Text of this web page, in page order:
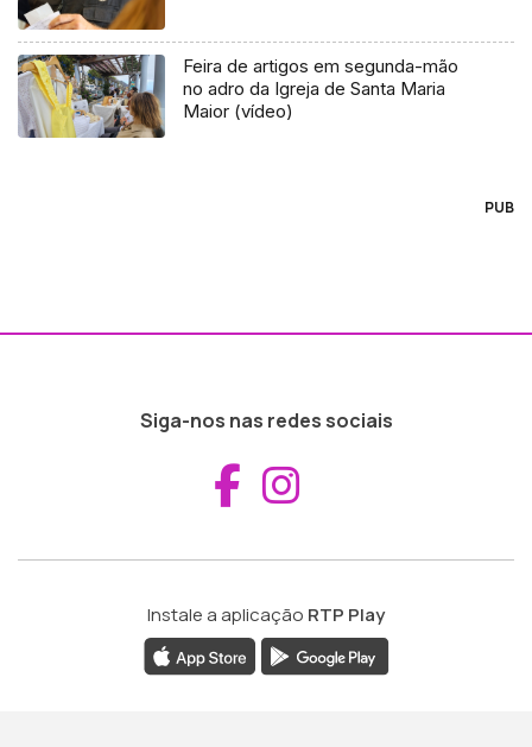
Feira de artigos em segunda-mão
no adro da Igreja de Santa Maria
Maior (vídeo)
PUB
Siga-nos nas redes sociais
Aceder ao
Instale a aplicação RTP Play